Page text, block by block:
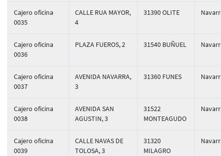
Cajero oficina
0035
CALLE RUA MAYOR,
4
31390 OLITE
Cajero oficina
0036
PLAZA FUEROS, 2 31540 BUÑUEL
Cajero oficina
0037
AVENIDA NAVARRA,
3
31360 FUNES
Cajero oficina
0038
AVENIDA SAN
AGUSTIN, 3
31522
MONTEAGUDO
Cajero oficina
0039
CALLE NAVAS DE
TOLOSA, 3
31320
MILAGRO